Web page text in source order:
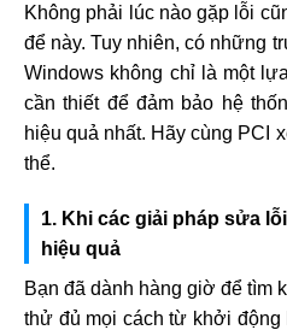
Không phải lúc nào gặp lỗi
để này. Tuy nhiên, có những
Windows không chỉ là một
cần thiết để đảm bảo hệ
hiệu quả nhất. Hãy cùng PCI
thể.
1. Khi các giải pháp sửa
hiệu quả
Bạn đã dành hàng giờ để tìm
thử đủ mọi cách từ khởi động